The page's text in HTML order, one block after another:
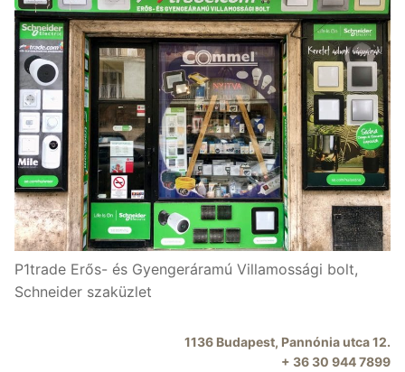
P1trade Erős- és Gyengeráramú Villamossági bolt,
Schneider szaküzlet
1136 Budapest, Pannónia utca 12.
+ 36 30 944 7899